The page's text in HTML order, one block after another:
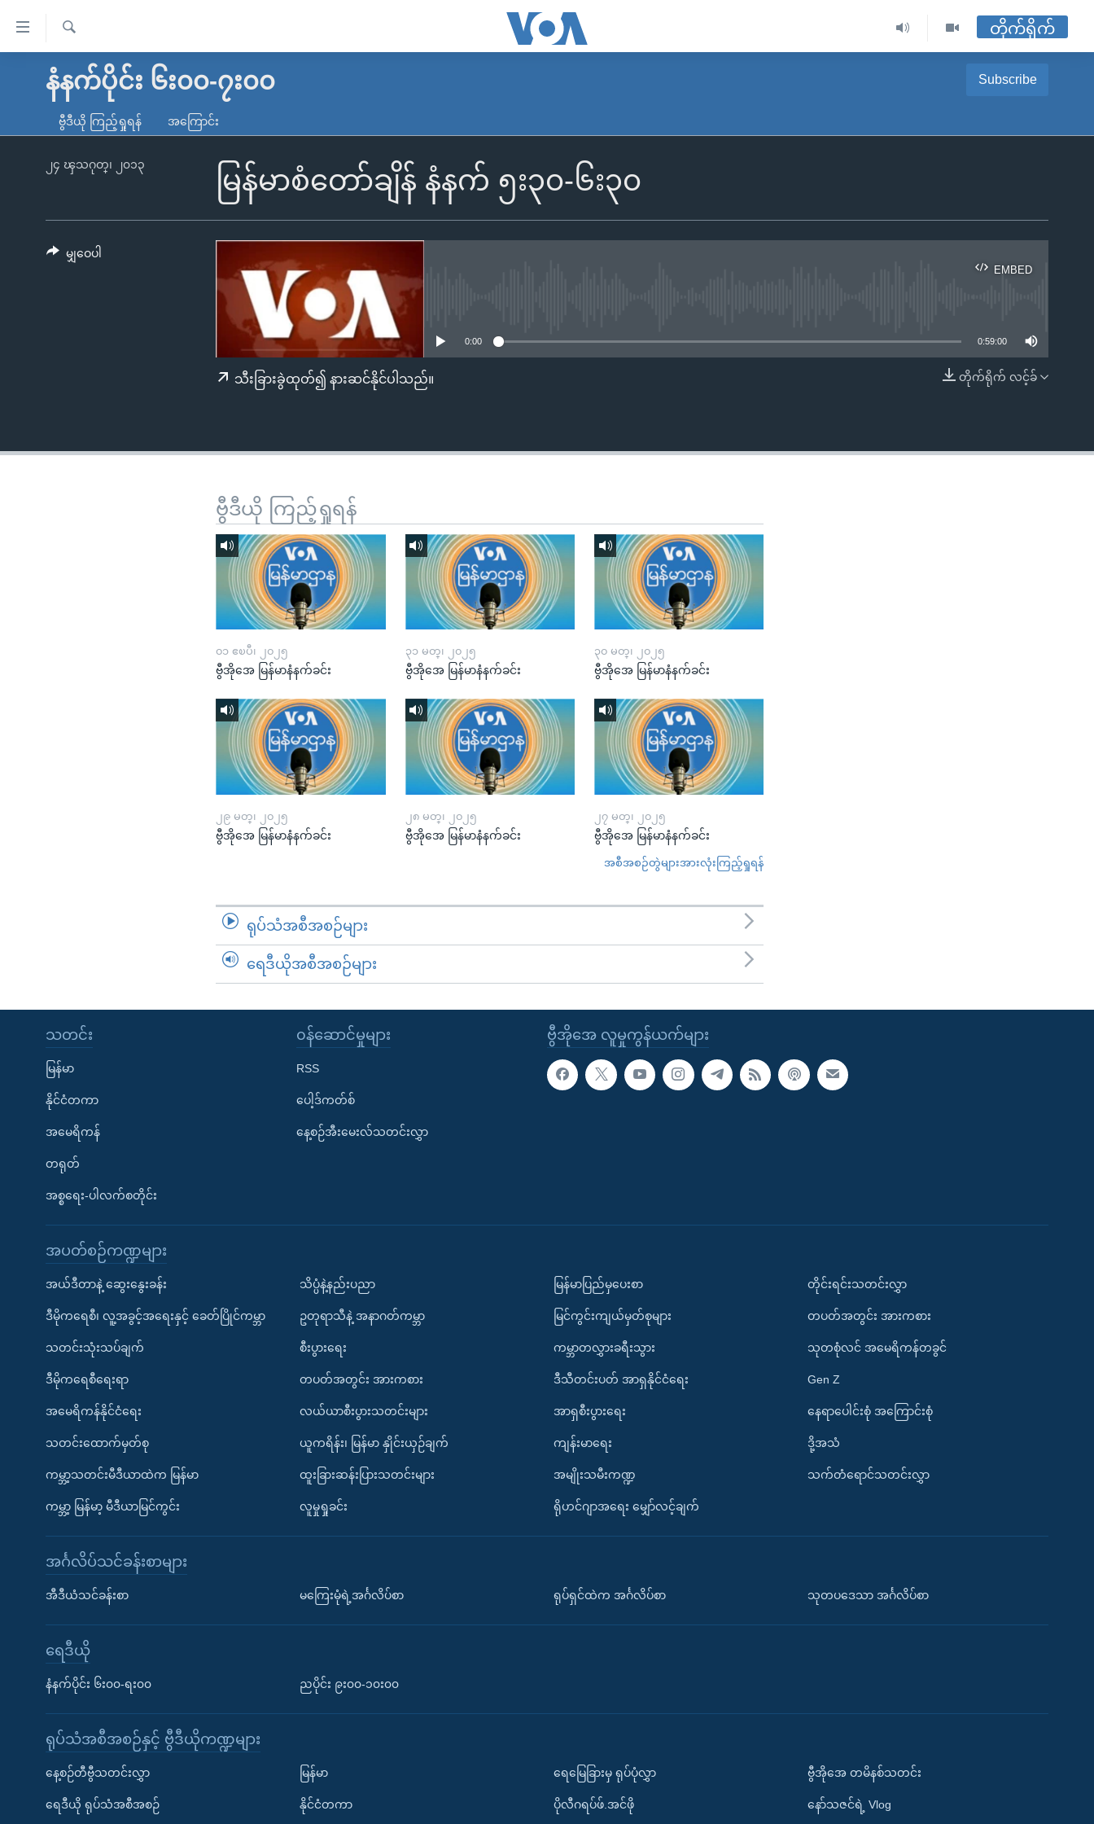
လွယ်ကူ
သည့်
ကျော်
မူလစာမျက်နှာ
ကမ္ဘာ့သတင်းများ
နိုင်ငံတကာ
တရုတ်
အစ္စရေး-ပါလက်စတိုင်း
ရပ်ဝန်းတခု လမ်းတခု အလွန်
အင်္ဂလိပ်စာလေ့လာမယ်
ရ
လာ
တိုက်ရိုက်
နံနက်ပိုင်း ၆း၀၀-၇း၀၀ Subscribe
Apple Podcasts
Spotify
ဗွီဒီယို ကြည့်ရှုရန် အကြောင်း
မြန်မာစံတော်ချိန် နံနက် ၅း၃၀-၆း၃၀
၂၄ ၾသဂုတ္၊ ၂၀၁၃
EMBED
EMBED
0:00 0:59:00
တိုက်ရိုက် လင့်ခ်
သီးခြားခွဲထုတ်၍ နားဆင်နိုင်ပါသည်။
မျှဝေပါ
ဗွီဒီယို ကြည့်ရှုရန်
၀၁ ဧၿပီ၊ ၂၀၂၅
ဗွီအိုအေ မြန်မာနံနက်ခင်း
၃၁ မတ္၊ ၂၀၂၅
ဗွီအိုအေ မြန်မာနံနက်ခင်း
၃၀ မတ္၊ ၂၀၂၅
ဗွီအိုအေ မြန်မာနံနက်ခင်း
၂၉ မတ္၊ ၂၀၂၅
ဗွီအိုအေ မြန်မာနံနက်ခင်း
၂၈ မတ္၊ ၂၀၂၅
ဗွီအိုအေ မြန်မာနံနက်ခင်း
၂၇ မတ္၊ ၂၀၂၅
ဗွီအိုအေ မြန်မာနံနက်ခင်း
အစီအစဉ်တွဲများအားလုံးကြည့်ရှုရန်
ရုပ်သံအစီအစဉ်များ
ရေဒီယိုအစီအစဉ်များ
ဗွီအိုအေ လူမှုကွန်ယက်များ
သတင်း
မြန်မာ
နိုင်ငံတကာ
အမေရိကန်
တရုတ်
အစ္စရေး-ပါလက်စတိုင်း
၀န်ဆောင်မှုများ
RSS
ပေါ့ဒ်ကတ်စ်
နေ့စဉ်အီးမေးလ်သတင်းလွှာ
အပတ်စဉ်ကဏ္ဍများ
အယ်ဒီတာနဲ့ ဆွေးနွေးခန်း
ဒီမိုကရေစီ၊ လူ့အခွင့်အရေးနှင့် ခေတ်ပြိုင်ကမ္ဘာ
သတင်းသုံးသပ်ချက်
ဒီမိုကရေစီရေးရာ
အမေရိကန်နိုင်ငံရေး
သတင်းထောက်မှတ်စု
ကမ္ဘာ့သတင်းမီဒီယာထဲက မြန်မာ
ကမ္ဘာ့ မြန်မာ့ မီဒီယာမြင်ကွင်း
သိပ္ပံနဲ့နည်းပညာ
ဥတုရာသီနဲ့ အနာဂတ်ကမ္ဘာ
စီးပွားရေး
တပတ်အတွင်း အားကစား
လယ်ယာစီးပွားသတင်းများ
ယူကရိန်း၊ မြန်မာ နှိုင်းယှဉ်ချက်
ထူးခြားဆန်းပြားသတင်းများ
လူမှုရှုခင်း
မြန်မာပြည်မှပေးစာ
မြင်ကွင်းကျယ်မှတ်စုများ
ကမ္ဘာတလွှားခရီးသွား
ဒီသီတင်းပတ် အာရှနိုင်ငံရေး
အာရှစီးပွားရေး
ကျန်းမာရေး
အမျိုးသမီးကဏ္ဍ
ရိုဟင်ဂျာအရေး မျှော်လင့်ချက်
တိုင်းရင်းသတင်းလွှာ
တပတ်အတွင်း အားကစား
သုတစုံလင် အမေရိကန်တခွင်
Gen Z
နေရာပေါင်းစုံ အကြောင်းစုံ
ဒို့အသံ
သက်တံရောင်သတင်းလွှာ
အင်္ဂလိပ်သင်ခန်းစာများ
အီဒီယံသင်ခန်းစာ မကြေးမုံရဲ့အင်္ဂလိပ်စာ ရုပ်ရှင်ထဲက အင်္ဂလိပ်စာ သုတပဒေသာ အင်္ဂလိပ်စာ
ရေဒီယို
နံနက်ပိုင်း ၆း၀၀-ရး၀၀ ညပိုင်း ၉း၀၀-၁၀း၀၀
ရုပ်သံအစီအစဉ်နှင့် ဗွီဒီယိုကဏ္ဍများ
နေ့စဉ်တီဗွီသတင်းလွှာ
ရေဒီယို ရုပ်သံအစီအစဉ်
မြန်မာ
နိုင်ငံတကာ
ရေမြေခြားမှ ရုပ်ပုံလွှာ
ပိုလီဂရပ်ဖ်.အင်ဖို
ဗွီအိုအေ တမိနစ်သတင်း
နော်သဇင်ရဲ့ Vlog